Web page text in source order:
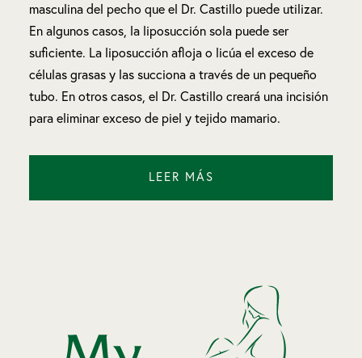
masculina del pecho que el Dr. Castillo puede utilizar.
En algunos casos, la liposucción sola puede ser
suficiente. La liposucción afloja o licúa el exceso de
células grasas y las succiona a través de un pequeño
tubo. En otros casos, el Dr. Castillo creará una incisión
para eliminar exceso de piel y tejido mamario.
LEER MÁS